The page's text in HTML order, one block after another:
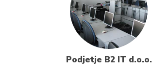
Podjetje B2 IT d.o.o.